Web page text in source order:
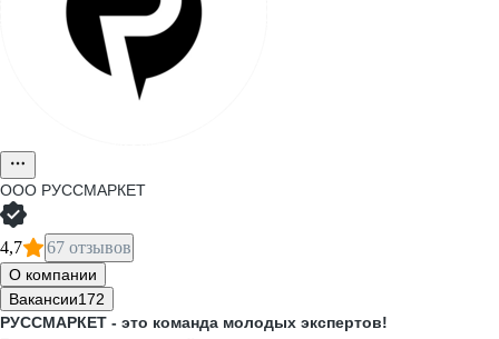
ООО РУССМАРКЕТ
4,7 67 отзывов
О компании
Вакансии172
РУССМАРКЕТ - это команда молодых экспертов!